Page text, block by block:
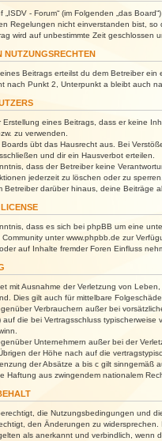
„ISDV - Forum“ (im Folgenden „das
Regelungen nicht einverstanden bist,
wird auf unbestimmte Zeit geschlossen
NUTZUNGSRECHTEN
Beitrags erteilst du dem Betreiber
nach Punkt 2, Unterpunkt a bleibt auch
Erstellung eines Beitrags, dass er keine
zu verwenden.
übt das Hausrecht aus. Bei
und dir ein Hausverbot erteilen.
dass der Betreiber keine
jederzeit zu löschen oder zu sperren.
Betreiber darüber hinaus, deine Beiträge
dass es sich bei phpBB um eine unter
unter www.phpbb.de zur
auf Inhalte fremder Foren Einfluss
mit Ausnahme der Verletzung von
Dies gilt auch für mittelbare
Verbrauchern außer bei
auf die bei Vertragsschluss
Unternehmern außer bei der
der Höhe nach auf die
der Absätze a bis c gilt sinngemäß
Haftung aus zwingendem nationalem
die Nutzungsbedingungen und
den Änderungen zu
als anerkannt und verbindlich, wenn